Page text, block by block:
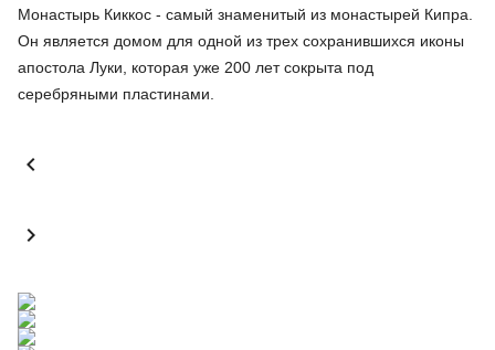
Монастырь Киккос - самый знаменитый из монастырей Кипра.
Он является домом для одной из трех сохранившихся иконы
апостола Луки, которая уже 200 лет сокрыта под
серебряными пластинами.

